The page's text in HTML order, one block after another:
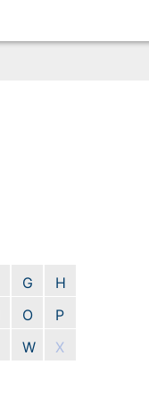
G
H
O
P
W
X